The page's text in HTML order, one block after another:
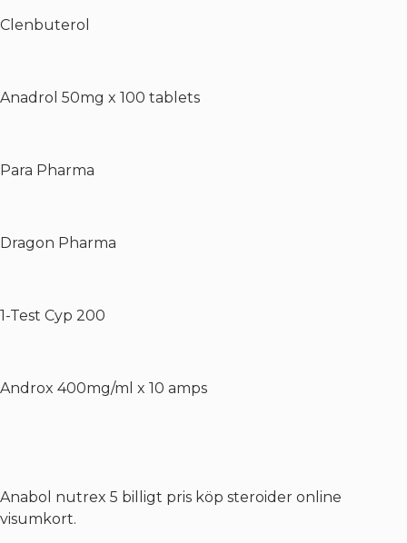
Clenbuterol
Anadrol 50mg x 100 tablets
Para Pharma
Dragon Pharma
1-Test Cyp 200
Androx 400mg/ml x 10 amps
Anabol nutrex 5 billigt pris köp steroider online
visumkort.